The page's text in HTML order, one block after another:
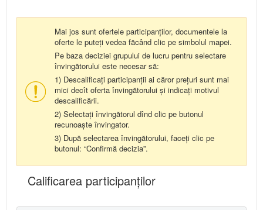
Mai jos sunt ofertele participanților, documentele la
oferte le puteți vedea făcând clic pe simbolul mapei.
Pe baza deciziei grupului de lucru pentru selectare
învingătorului este necesar să:
1) Descalificați participanții ai căror prețuri sunt mai
mici decît oferta învingătorului și indicați motivul
descalificării.
2) Selectați învingătorul dînd clic pe butonul
recunoaște învingator.
3) După selectarea învingătorului, faceți clic pe
butonul: “Confirmă decizia”.
Calificarea participanţilor